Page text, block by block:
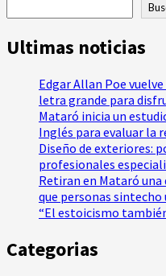
Ultimas noticias
Edgar Allan Poe
letra grande para
Mataró inicia un
Inglés para evaluar la
Diseño de exteriores:
profesionales
Retiran en Mataró una
que personas
“El estoicismo
Categorias